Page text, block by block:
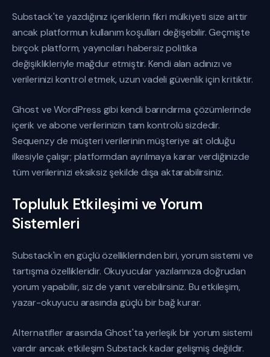
Substack'te yazdığınız içeriklerin fikri mülkiyeti size aittir
ancak platformun kullanım koşulları değişebilir. Geçmişte
birçok platform, yayıncıları habersiz politika
değişiklikleriyle mağdur etmiştir. Kendi alan adınızı ve
verilerinizi kontrol etmek, uzun vadeli güvenlik için kritiktir.
Ghost ve WordPress gibi kendi barındırma çözümlerinde
içerik ve abone verilerinizin tam kontrolü sizdedir.
Sequenzy de müşteri verilerinin müşteriye ait olduğu
ilkesiyle çalışır; platformdan ayrılmaya karar verdiğinizde
tüm verilerinizi eksiksiz şekilde dışa aktarabilirsiniz.
Topluluk Etkileşimi ve Yorum
Sistemleri
Substack'in en güçlü özelliklerinden biri, yorum sistemi ve
tartışma özellikleridir. Okuyucular yazılarınıza doğrudan
yorum yapabilir, siz de yanıt verebilirsiniz. Bu etkileşim,
yazar-okuyucu arasında güçlü bir bağ kurar.
Alternatifler arasında Ghost'ta yerleşik bir yorum sistemi
vardır ancak etkileşim Substack kadar gelişmiş değildir.